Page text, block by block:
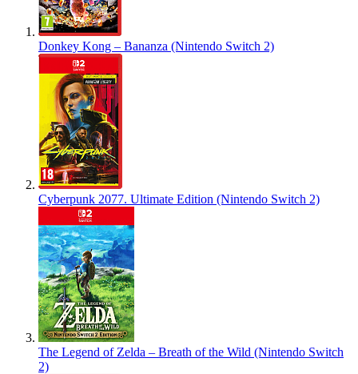
Donkey Kong – Bananza (Nintendo Switch 2)
Cyberpunk 2077. Ultimate Edition (Nintendo Switch 2)
The Legend of Zelda – Breath of the Wild (Nintendo Switch
2)